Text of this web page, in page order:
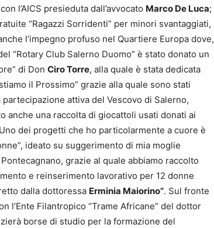
l’AICS presieduta dall’avvocato Marco De Luca;
“Ragazzi Sorridenti” per minori svantaggiati,
l’impegno profuso nel Quartiere Europa dove,
“Rotary Club Salerno Duomo” è stato donato un
di Don Ciro Torre, alla quale è stata dedicata
il Prossimo” grazie alla quale sono stati
attiva del Vescovo di Salerno,
anche una raccolta di giocattoli usati donati ai
dei progetti che ho particolarmente a cuore è
ideato su suggerimento di mia moglie
grazie al quale abbiamo raccolto
e reinserimento lavorativo per 12 donne
dalla dottoressa Erminia Maiorino”. Sul fronte
l’Ente Filantropico “Trame Africane” del dottor
borse di studio per la formazione del